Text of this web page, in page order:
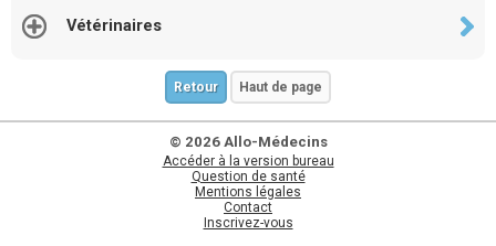
Vétérinaires
Retour Haut de page
© 2026 Allo-Médecins
Accéder à la version bureau
Question de santé
Mentions légales
Contact
Inscrivez-vous